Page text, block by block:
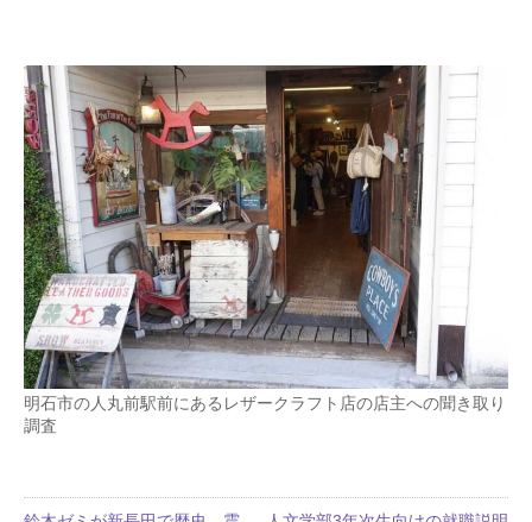
明石市の人丸前駅前にあるレザークラフト店の店主への聞き取り
調査